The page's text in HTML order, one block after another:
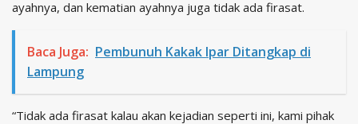
ayahnya, dan kematian ayahnya juga tidak ada firasat.
Baca Juga: Pembunuh Kakak Ipar Ditangkap di
Lampung
“Tidak ada firasat kalau akan kejadian seperti ini, kami pihak